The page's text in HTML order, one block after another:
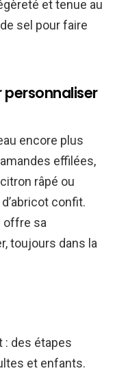
et tenue au
sel pour faire
personnaliser
encore plus
effilées,
râpé ou
confit.
offre sa
toujours dans la
: des étapes
et enfants.